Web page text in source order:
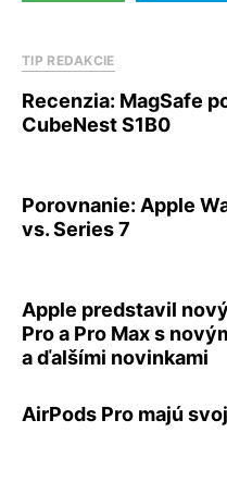
TIP REDAKCIE
Recenzia: MagSafe
CubeNest S1B0
Porovnanie: Apple
vs. Series 7
Apple predstavil
Pro a Pro Max s
a ďalšími novinkami
AirPods Pro majú